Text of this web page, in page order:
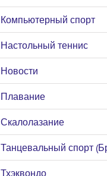
Компьютерный спорт
Настольный теннис
Новости
Плавание
Скалолазание
Танцевальный спорт
Тхэквондо